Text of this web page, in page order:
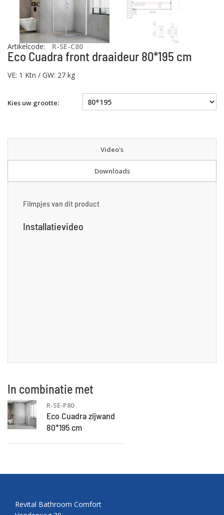
Artikelcode: R-SE-C80
Eco Cuadra front draaideur 80*195 cm
VE: 1 Ktn / GW: 27 kg
Kies uw grootte:
Video's
Downloads
Filmpjes van dit product
Installatievideo
In combinatie met
Eco Cuadra zijwand
80*195 cm
R-SE-P80
Revital Bathroom Comfort